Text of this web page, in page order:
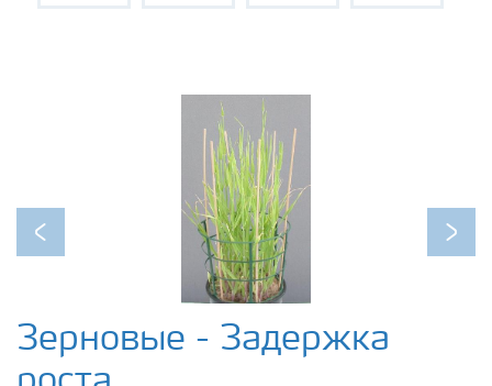
Previous Next
Зерновые - Задержка